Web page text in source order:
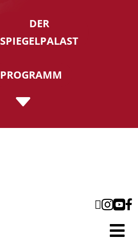
DER
SPIEGELPALAST
PROGRAMM
C

